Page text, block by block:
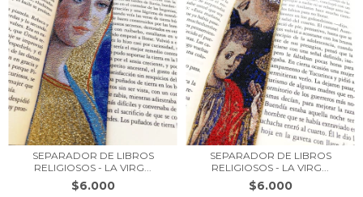
SEPARADOR DE LIBROS
RELIGIOSOS - LA VIRG...
$6.000
SEPARADOR DE LIBROS
RELIGIOSOS - LA VIRG...
$6.000